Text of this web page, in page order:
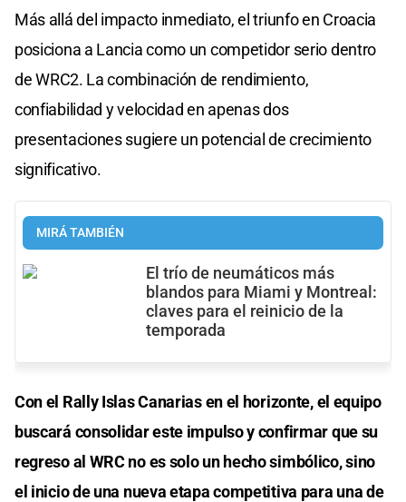
Más allá del impacto inmediato, el triunfo en Croacia
posiciona a Lancia como un competidor serio dentro
de WRC2. La combinación de rendimiento,
confiabilidad y velocidad en apenas dos
presentaciones sugiere un potencial de crecimiento
significativo.
MIRÁ TAMBIÉN
El trío de neumáticos más
blandos para Miami y Montreal:
claves para el reinicio de la
temporada
Con el Rally Islas Canarias en el horizonte, el equipo
buscará consolidar este impulso y confirmar que su
regreso al WRC no es solo un hecho simbólico, sino
el inicio de una nueva etapa competitiva para una de